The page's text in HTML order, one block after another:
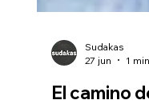
27 jun
1